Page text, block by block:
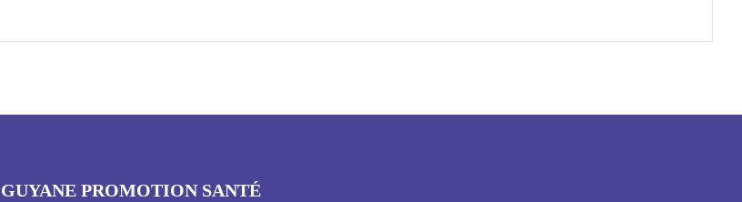
GUYANE PROMOTION SANTÉ